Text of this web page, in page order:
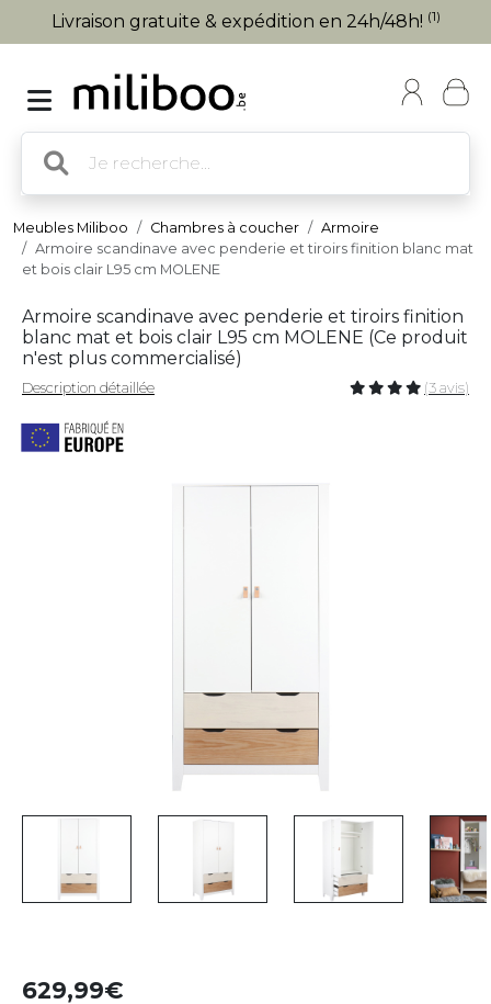
Livraison gratuite & expédition en 24h/48h! (1)
Meubles Miliboo Chambres à coucher
Armoire
Armoire scandinave avec penderie et tiroirs finition blanc mat
et bois clair L95 cm MOLENE
Armoire scandinave avec penderie et tiroirs finition
blanc mat et bois clair L95 cm MOLENE (Ce produit
n'est plus commercialisé)
Description détaillée (3 avis)
629,99